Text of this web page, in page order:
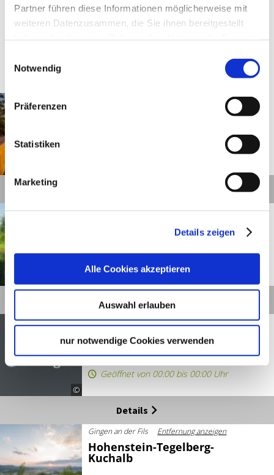
Partner führen diese Informationen möglicherweise mit
weiteren Datenzusammen, die Sie ihnen bereitgestellt
Impressum
Notwendig
Präferenzen
Statistiken
Marketing
Details zeigen
Alle Cookies akzeptieren
Auswahl erlauben
nur notwendige Cookies verwenden
Sehenswertes
Gastronomie Wein
Touren
Entfernung anzeigen
Albtraufgänger (Etappe 4)
Gingen an der Fils Entfernung anzeigen
Grünenberg-Biotop Turm-
Details
©
Kuchen Entfernung anzeigen
Historische Arbeitersiedlung
Kuchen
Geöffnet von 00:00 bis 00:00 Uhr
Details
Gingen an der Fils Entfernung anzeigen
Hohenstein-Tegelberg-
Kuchalb